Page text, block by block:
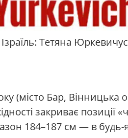
Ізраїль: Тетяна
(місто Бар, Вінницька
закриває позиції
184–187 см — в